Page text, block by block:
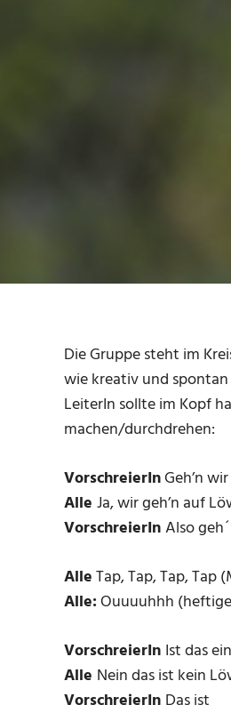
Die Gruppe steht im
wie kreativ und
LeiterIn sollte im Kopf
machen/durchdrehen:
VorschreierInGeh’n
Alle Ja, wir geh’n auf
VorschreierInAlso
AlleTap, Tap, Tap, Tap
Alle:Ouuuuhhh
VorschreierIn Ist das
Alle Nein das ist kein